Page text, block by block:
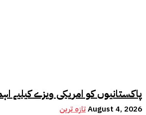
پاکستانیوں کو امریکی ویزے کیلیے
تازہ ترینAugust 4, 2026